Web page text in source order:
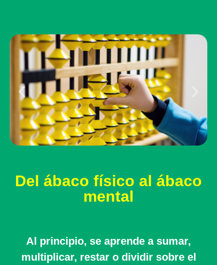
Del ábaco físico al ábaco
mental
Al principio, se aprende a sumar,
multiplicar, restar o dividir sobre el